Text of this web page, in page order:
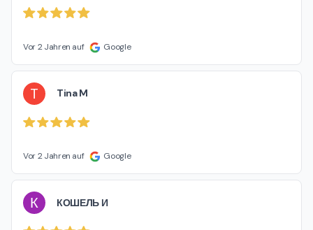
Vor 2 Jahren auf Google
T Tina M
Vor 2 Jahren auf Google
К КОШЕЛЬ И